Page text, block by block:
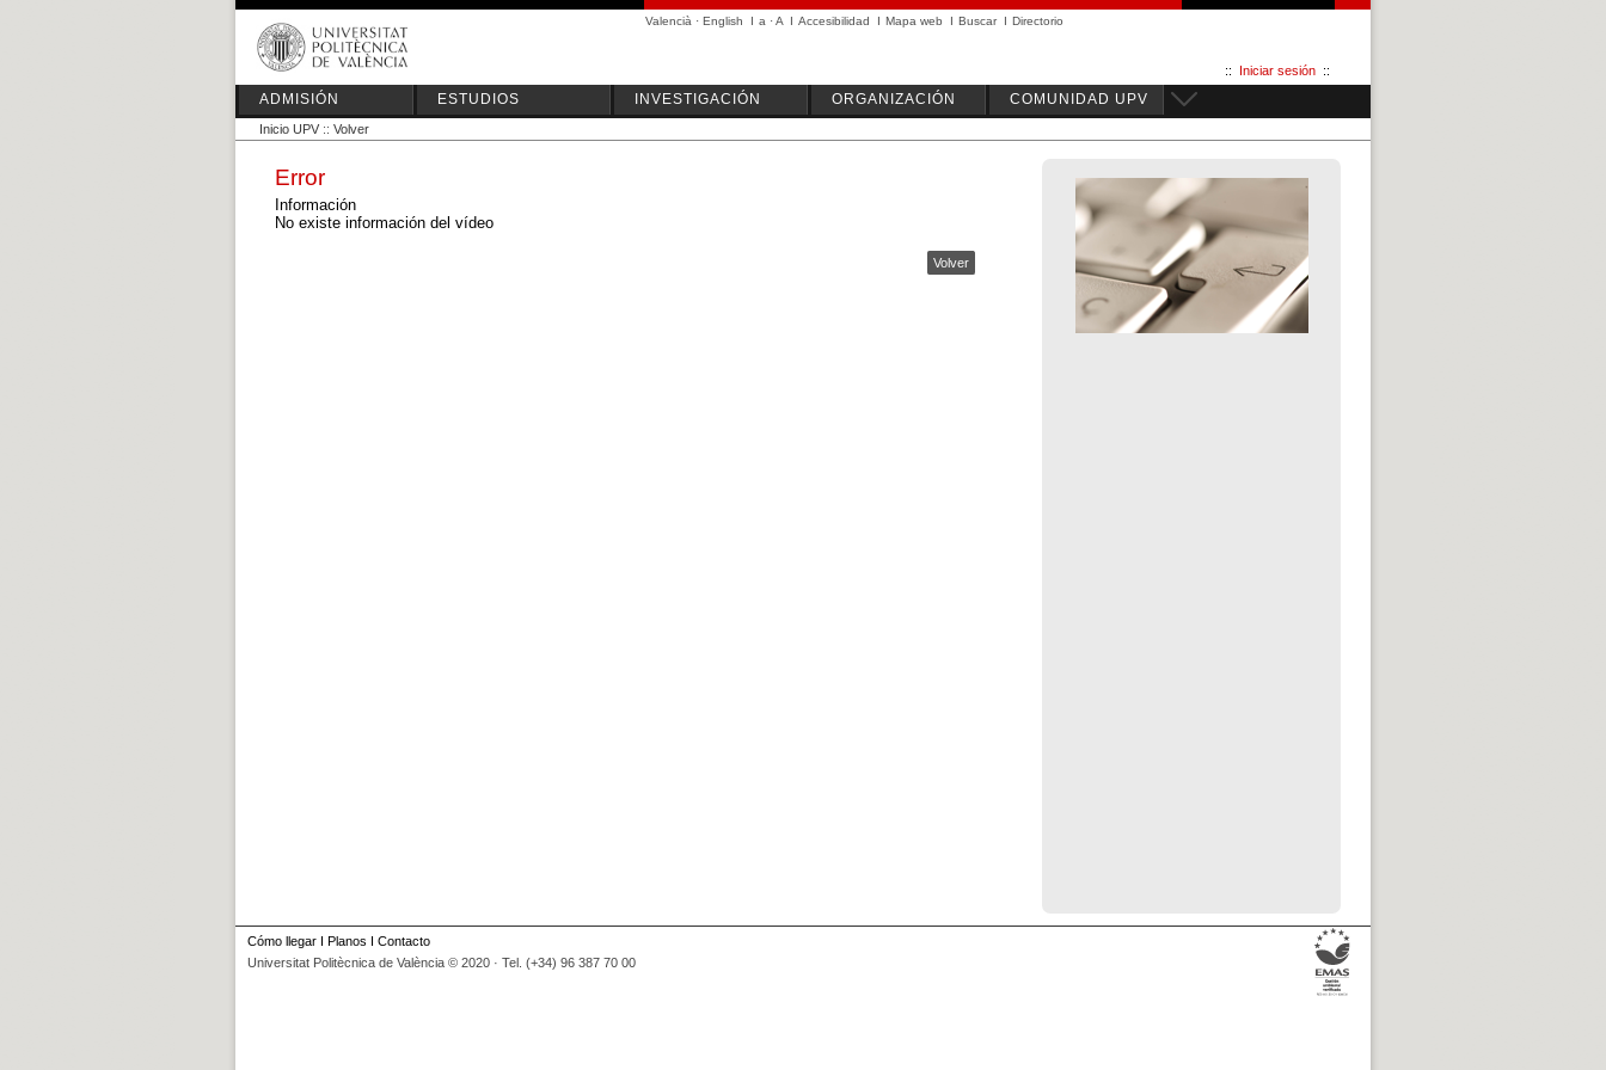
Valencià · English I a ·A I Accesibilidad I Mapa web I Buscar I Directorio
:: Iniciar sesión ::
ADMISIÓN ESTUDIOS INVESTIGACIÓN ORGANIZACIÓN COMUNIDAD UPV
Inicio UPV :: Volver
Error
Información
No existe información del vídeo
Volver
Cómo llegar I Planos I Contacto
Universitat Politècnica de València © 2020 · Tel. (+34) 96 387 70 00